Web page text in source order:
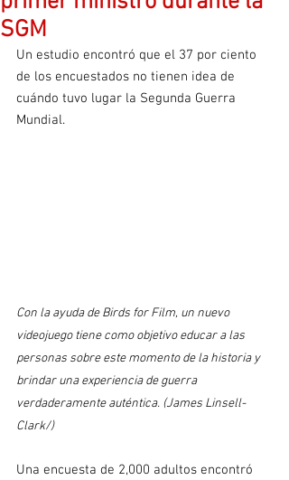
SGM
Un estudio encontró que el 37 por ciento
de los encuestados no tienen idea de
cuándo tuvo lugar la Segunda Guerra
Mundial.
Con la ayuda de Birds for Film, un nuevo
videojuego tiene como objetivo educar a las
personas sobre este momento de la historia y
brindar una experiencia de guerra
verdaderamente auténtica. (James Linsell-
Clark/)
Una encuesta de 2,000 adultos encontró